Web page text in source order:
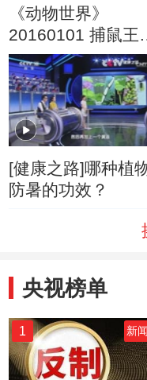
《动物世界》
20160101 捕鼠王
探秘
[健康之路]哪种植
防暑的功效？
央视榜单
1 新